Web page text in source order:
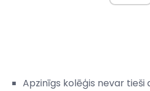
Apzinīgs kolēģis nevar